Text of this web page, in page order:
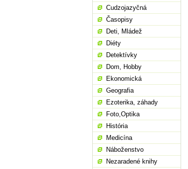
Cudzojazyčná
Časopisy
Deti, Mládež
Diéty
Detektívky
Dom, Hobby
Ekonomická
Geografia
Ezoterika, záhady
Foto,Optika
História
Medicína
Náboženstvo
Nezaradené knihy